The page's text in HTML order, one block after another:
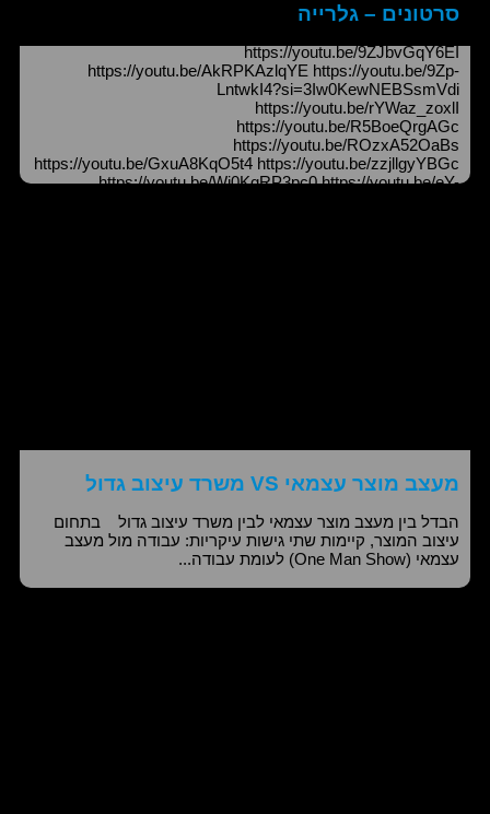
סרטונים – גלרייה
https://youtu.be/9ZJbvGqY6EI
https://youtu.be/AkRPKAzlqYE https://youtu.be/9Zp-
LntwkI4?si=3Iw0KewNEBSsmVdi
https://youtu.be/rYWaz_zoxlI
https://youtu.be/R5BoeQrgAGc
https://youtu.be/ROzxA52OaBs
https://youtu.be/GxuA8KqO5t4 https://youtu.be/zzjllgyYBGc
https://youtu.be/Wj0KqRP3pc0 https://youtu.be/eY-
מעצב מוצר עצמאי VS משרד עיצוב גדול
הבדל בין מעצב מוצר עצמאי לבין משרד עיצוב גדול בתחום
עיצוב המוצר, קיימות שתי גישות עיקריות: עבודה מול מעצב
עצמאי (One Man Show) לעומת עבודה...